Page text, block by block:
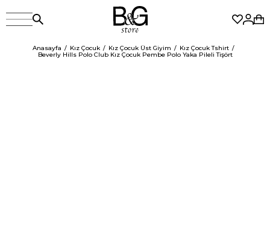
Anasayfa Kız Çocuk Kız Çocuk Üst Giyim
Kız Çocuk Tshirt
Beverly Hills Polo Club Kız Çocuk Pembe Polo Yaka Pileli Tişört